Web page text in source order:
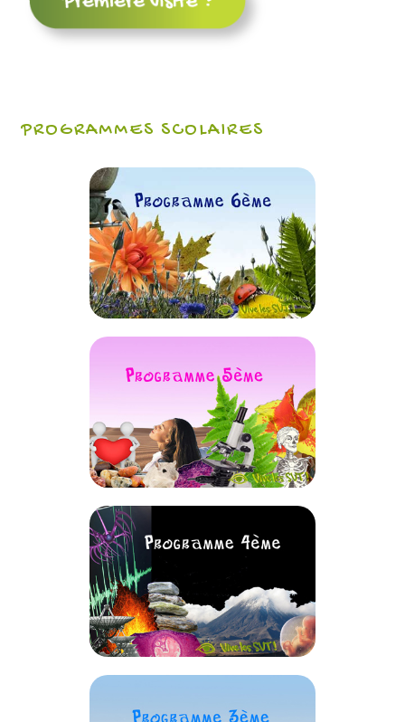
PROGRAMMES SCOLAIRES